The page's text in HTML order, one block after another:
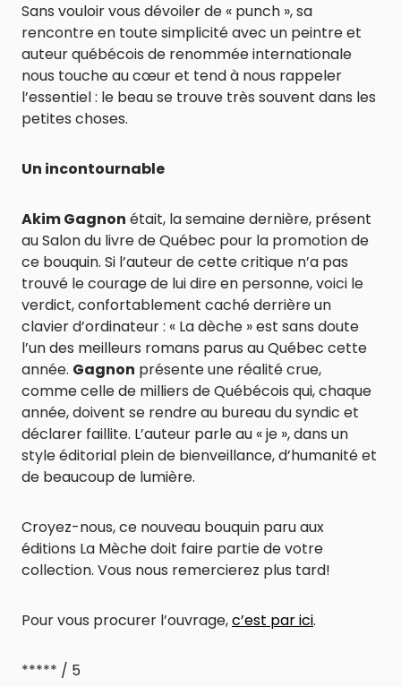
Sans vouloir vous dévoiler de « punch », sa
rencontre en toute simplicité avec un peintre et
auteur québécois de renommée internationale
nous touche au cœur et tend à nous rappeler
l’essentiel : le beau se trouve très souvent dans les
petites choses.
Un incontournable
Akim Gagnon était, la semaine dernière, présent
au Salon du livre de Québec pour la promotion de
ce bouquin. Si l’auteur de cette critique n’a pas
trouvé le courage de lui dire en personne, voici le
verdict, confortablement caché derrière un
clavier d’ordinateur : « La dèche » est sans doute
l’un des meilleurs romans parus au Québec cette
année. Gagnon présente une réalité crue,
comme celle de milliers de Québécois qui, chaque
année, doivent se rendre au bureau du syndic et
déclarer faillite. L’auteur parle au « je », dans un
style éditorial plein de bienveillance, d’humanité et
de beaucoup de lumière.
Croyez-nous, ce nouveau bouquin paru aux
éditions La Mèche doit faire partie de votre
collection. Vous nous remercierez plus tard!
Pour vous procurer l’ouvrage,c’est par ici.
***** / 5